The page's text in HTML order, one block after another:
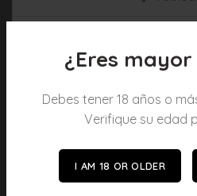
¿Eres
Debes tener 18 años o
Verifique su edad
I AM 18 OR OLDER
NIVEL